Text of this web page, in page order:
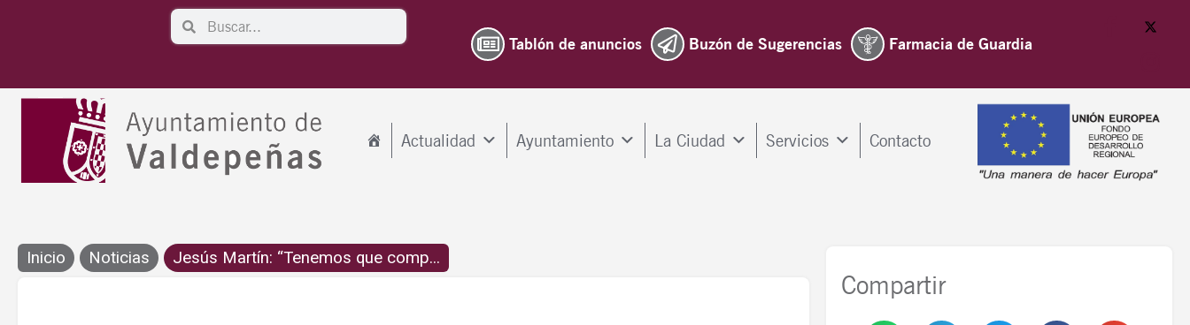
SearchSearch
Tablón de anuncios Buzón de Sugerencias Farmacia de Guardia
Actualidad Ayuntamiento La Ciudad Servicios Contacto
Inicio Noticias Jesús Martín: “Tenemos que comp...
Compartir